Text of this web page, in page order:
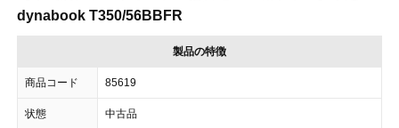
dynabook T350/56BBFR
製品の特徴
商品コード 85619
状態 中古品